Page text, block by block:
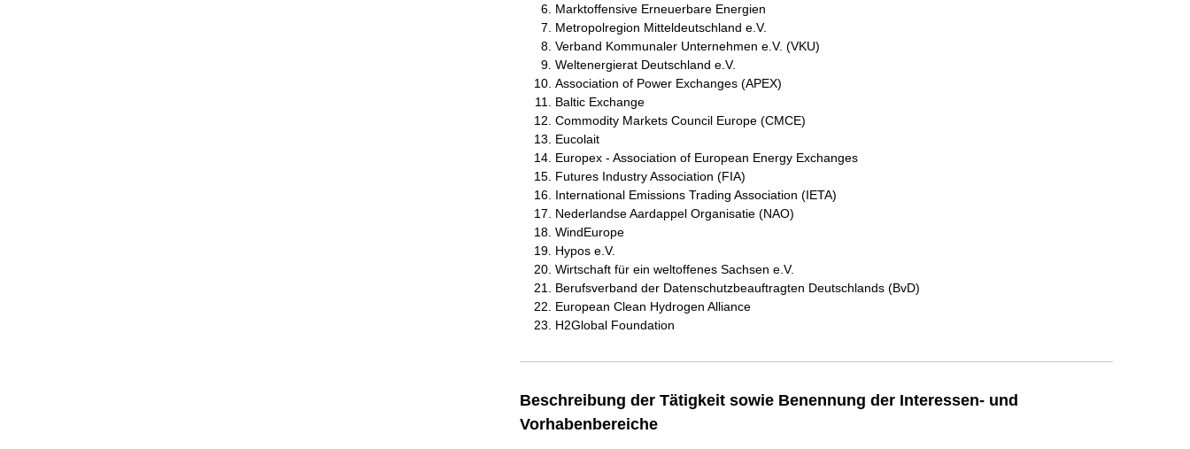
Marktoffensive Erneuerbare Energien
Metropolregion Mitteldeutschland e.V.
Verband Kommunaler Unternehmen e.V. (VKU)
Weltenergierat Deutschland e.V.
Association of Power Exchanges (APEX)
Baltic Exchange
Commodity Markets Council Europe (CMCE)
Eucolait
Europex - Association of European Energy Exchanges
Futures Industry Association (FIA)
International Emissions Trading Association (IETA)
Nederlandse Aardappel Organisatie (NAO)
WindEurope
Hypos e.V.
Wirtschaft für ein weltoffenes Sachsen e.V.
Berufsverband der Datenschutzbeauftragten Deutschlands (BvD)
European Clean Hydrogen Alliance
H2Global Foundation
Beschreibung der Tätigkeit sowie Benennung der Interessen- und
Vorhabenbereiche